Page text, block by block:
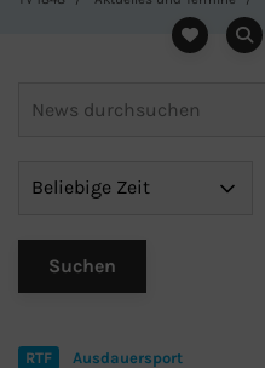
RTF Ausdauersport